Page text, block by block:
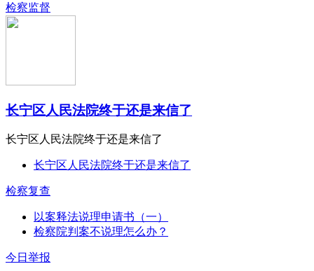
检察监督
长宁区人民法院终于还是来信了
长宁区人民法院终于还是来信了
长宁区人民法院终于还是来信了
检察复查
以案释法说理申请书（一）
检察院判案不说理怎么办？
今日举报